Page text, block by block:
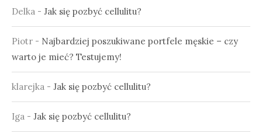
Delka - Jak się pozbyć cellulitu?
Piotr - Najbardziej poszukiwane portfele męskie – czy
warto je mieć? Testujemy!
klarejka - Jak się pozbyć cellulitu?
Iga - Jak się pozbyć cellulitu?